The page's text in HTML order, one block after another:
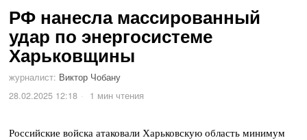
РФ нанесла массированный
удар по энергосистеме
Харьковщины
журналист: Виктор Чобану
28.02.2025 12:18
1 мин чтения
Российские войска атаковали Харьковскую область минимум